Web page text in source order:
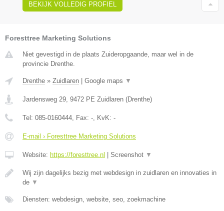
BEKIJK VOLLEDIG PROFIEL
Foresttree Marketing Solutions
Niet gevestigd in de plaats Zuideropgaande, maar wel in de
provincie Drenthe.
Drenthe » Zuidlaren Google maps ▼
Jardensweg 29, 9472 PE Zuidlaren (Drenthe)
Tel: 085-0160444, Fax: -, KvK: -
E-mail › Foresttree Marketing Solutions
Website: https://foresttree.nl Screenshot ▼
Wij zijn dagelijks bezig met webdesign in zuidlaren en innovaties in
de ▼
Diensten: webdesign, website, seo, zoekmachine